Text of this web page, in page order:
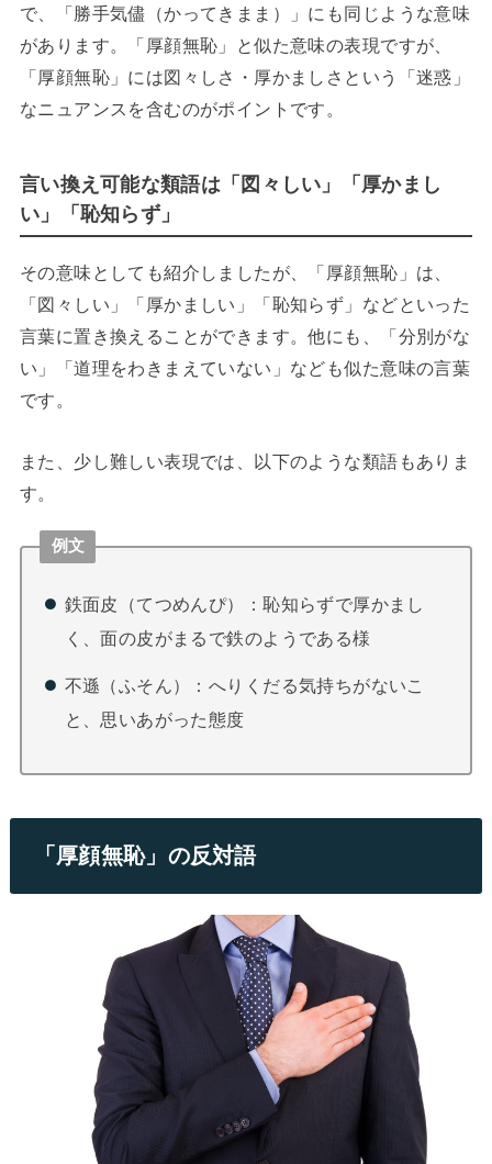
で、「勝手気儘（かってきまま）」にも同じような意味
があります。「厚顔無恥」と似た意味の表現ですが、
「厚顔無恥」には図々しさ・厚かましさという「迷惑」
なニュアンスを含むのがポイントです。
言い換え可能な類語は「図々しい」「厚かまし
い」「恥知らず」
その意味としても紹介しましたが、「厚顔無恥」は、
「図々しい」「厚かましい」「恥知らず」などといった
言葉に置き換えることができます。他にも、「分別がな
い」「道理をわきまえていない」なども似た意味の言葉
です。
また、少し難しい表現では、以下のような類語もありま
す。
例文
鉄面皮（てつめんぴ）：恥知らずで厚かまし
く、面の皮がまるで鉄のようである様
不遜（ふそん）：へりくだる気持ちがないこ
と、思いあがった態度
「厚顔無恥」の反対語